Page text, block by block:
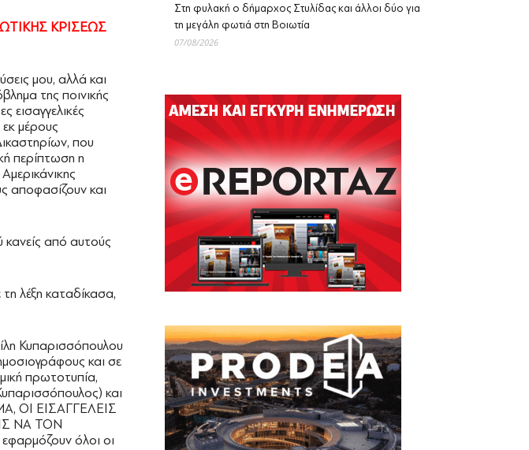
ΚΡΙΣΕΩΣ
μου, αλλά και
της ποινικής
εισαγγελικές
μέρους
που
περίπτωση η
αποφασίζουν και
από αυτούς
λέξη καταδίκασα,
Κυπαρισσόπουλου
και σε
πρωτοτυπία,
και
ΟΙ ΕΙΣΑΓΓΕΛΕΙΣ
ΝΑ ΤΟΝ
όλοι οι
Στη φυλακή ο δήμαρχος Στυλίδας και άλλοι δύο για
τη μεγάλη φωτιά στη Βοιωτία
07/08/2026